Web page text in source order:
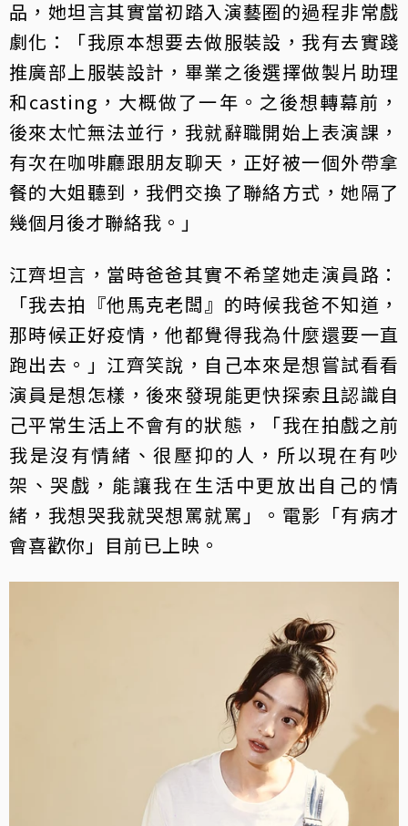
品，她坦言其實當初踏入演藝圈的過程非常戲
劇化：「我原本想要去做服裝設，我有去實踐
推廣部上服裝設計，畢業之後選擇做製片助理
和casting，大概做了一年。之後想轉幕前，
後來太忙無法並行，我就辭職開始上表演課，
有次在咖啡廳跟朋友聊天，正好被一個外帶拿
餐的大姐聽到，我們交換了聯絡方式，她隔了
幾個月後才聯絡我。」
江齊坦言，當時爸爸其實不希望她走演員路：
「我去拍『他馬克老闆』的時候我爸不知道，
那時候正好疫情，他都覺得我為什麼還要一直
跑出去。」江齊笑說，自己本來是想嘗試看看
演員是想怎樣，後來發現能更快探索且認識自
己平常生活上不會有的狀態，「我在拍戲之前
我是沒有情緒、很壓抑的人，所以現在有吵
架、哭戲，能讓我在生活中更放出自己的情
緒，我想哭我就哭想罵就罵」。電影「有病才
會喜歡你」目前已上映。